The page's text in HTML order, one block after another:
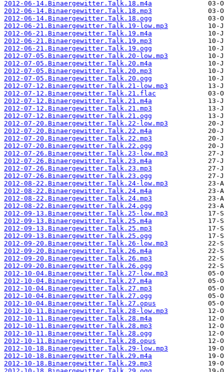
2012-06-14.Binaergewitter.Talk.18.m4a
2012-06-14.Binaergewitter.Talk.18.mp3
2012-06-14.Binaergewitter.Talk.18.ogg
2012-06-21.Binaergewitter.Talk.19-low.mp3
2012-06-21.Binaergewitter.Talk.19.m4a
2012-06-21.Binaergewitter.Talk.19.mp3
2012-06-21.Binaergewitter.Talk.19.ogg
2012-07-05.Binaergewitter.Talk.20-low.mp3
2012-07-05.Binaergewitter.Talk.20.m4a
2012-07-05.Binaergewitter.Talk.20.mp3
2012-07-05.Binaergewitter.Talk.20.ogg
2012-07-12.Binaergewitter.Talk.21-low.mp3
2012-07-12.Binaergewitter.Talk.21.flac
2012-07-12.Binaergewitter.Talk.21.m4a
2012-07-12.Binaergewitter.Talk.21.mp3
2012-07-12.Binaergewitter.Talk.21.ogg
2012-07-20.Binaergewitter.Talk.22-low.mp3
2012-07-20.Binaergewitter.Talk.22.m4a
2012-07-20.Binaergewitter.Talk.22.mp3
2012-07-20.Binaergewitter.Talk.22.ogg
2012-07-26.Binaergewitter.Talk.23-low.mp3
2012-07-26.Binaergewitter.Talk.23.m4a
2012-07-26.Binaergewitter.Talk.23.mp3
2012-07-26.Binaergewitter.Talk.23.ogg
2012-08-22.Binaergewitter.Talk.24-low.mp3
2012-08-22.Binaergewitter.Talk.24.m4a
2012-08-22.Binaergewitter.Talk.24.mp3
2012-08-22.Binaergewitter.Talk.24.ogg
2012-09-13.Binaergewitter.Talk.25-low.mp3
2012-09-13.Binaergewitter.Talk.25.m4a
2012-09-13.Binaergewitter.Talk.25.mp3
2012-09-13.Binaergewitter.Talk.25.ogg
2012-09-20.Binaergewitter.Talk.26-low.mp3
2012-09-20.Binaergewitter.Talk.26.m4a
2012-09-20.Binaergewitter.Talk.26.mp3
2012-09-20.Binaergewitter.Talk.26.ogg
2012-10-04.Binaergewitter.Talk.27-low.mp3
2012-10-04.Binaergewitter.Talk.27.m4a
2012-10-04.Binaergewitter.Talk.27.mp3
2012-10-04.Binaergewitter.Talk.27.ogg
2012-10-04.Binaergewitter.Talk.27.opus
2012-10-11.Binaergewitter.Talk.28-low.mp3
2012-10-11.Binaergewitter.Talk.28.m4a
2012-10-11.Binaergewitter.Talk.28.mp3
2012-10-11.Binaergewitter.Talk.28.ogg
2012-10-11.Binaergewitter.Talk.28.opus
2012-10-18.Binaergewitter.Talk.29-low.mp3
2012-10-18.Binaergewitter.Talk.29.m4a
2012-10-18.Binaergewitter.Talk.29.mp3